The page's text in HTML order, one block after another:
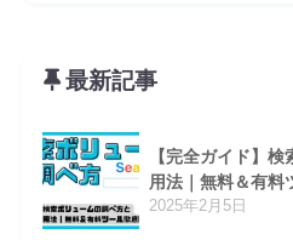
最新記事
【完全ガイド】
用法｜無料＆有料
2025年2月5日